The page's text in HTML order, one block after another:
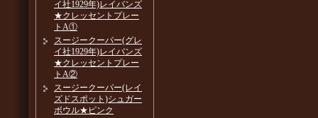
イ社1929年)レイバンズ
★クレッセントプレー
トA①
スージークーパー(グレ
イ社1929年)レイバンズ
★クレッセントプレー
トA②
スージークーパー(レイ
ズドスポット)シュガー
ボウル★ピンク